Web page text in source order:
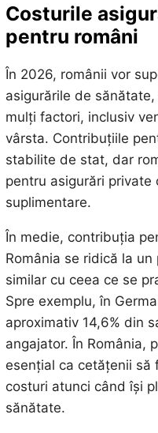
Costurile
pentru români
În 2026, românii vor
asigurările de
mulți factori, inclusiv
vârsta. Contribuțiile
stabilite de stat, dar
pentru asigurări private
suplimentare.
În medie, contribuția
România se ridică la
similar cu ceea ce se
Spre exemplu, în
aproximativ 14,6% din
angajator. În România,
esențial ca cetățenii să
costuri atunci când își
sănătate.